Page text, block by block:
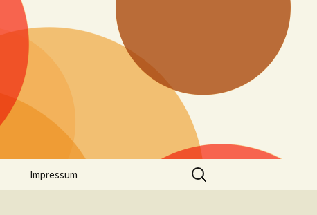
Impressum
Suchen
nach: